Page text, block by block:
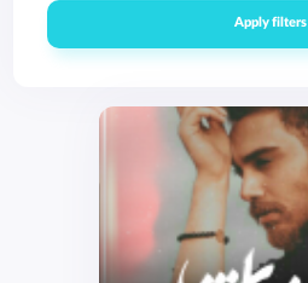
Apply filters